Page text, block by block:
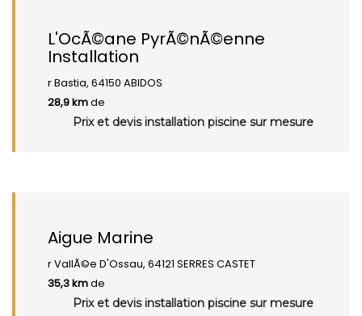
L'OcÃ©ane PyrÃ©nÃ©enne
Installation
r Bastia, 64150 ABIDOS
28,9 kmde
Prix et devis installation piscine sur mesure
Aigue Marine
r VallÃ©e D'Ossau, 64121 SERRES CASTET
35,3 kmde
Prix et devis installation piscine sur mesure